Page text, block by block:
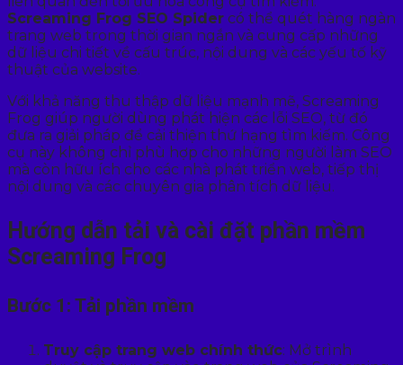
Screaming Frog SEO Spider có thể quét hàng ngàn
trang web trong thời gian ngắn và cung cấp những
dữ liệu chi tiết về cấu trúc, nội dung và các yếu tố kỹ
thuật của website.
Với khả năng thu thập dữ liệu mạnh mẽ, Screaming
Frog giúp người dùng phát hiện các lỗi SEO, từ đó
đưa ra giải pháp để cải thiện thứ hạng tìm kiếm. Công
cụ này không chỉ phù hợp cho những người làm SEO
mà còn hữu ích cho các nhà phát triển web, tiếp thị
nội dung và các chuyên gia phân tích dữ liệu.
Hướng dẫn tải và cài đặt phần mềm
Screaming Frog
Bước 1: Tải phần mềm
Truy cập trang web chính thức: Mở trình